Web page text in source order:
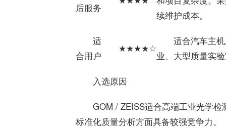
后服务
续维护成本。
适
合用户
★★★★☆
适合汽车主
业、大型质量实
入选原因
GOM / ZEISS适合高端工业光学
标准化质量分析方面具备较强竞争力。